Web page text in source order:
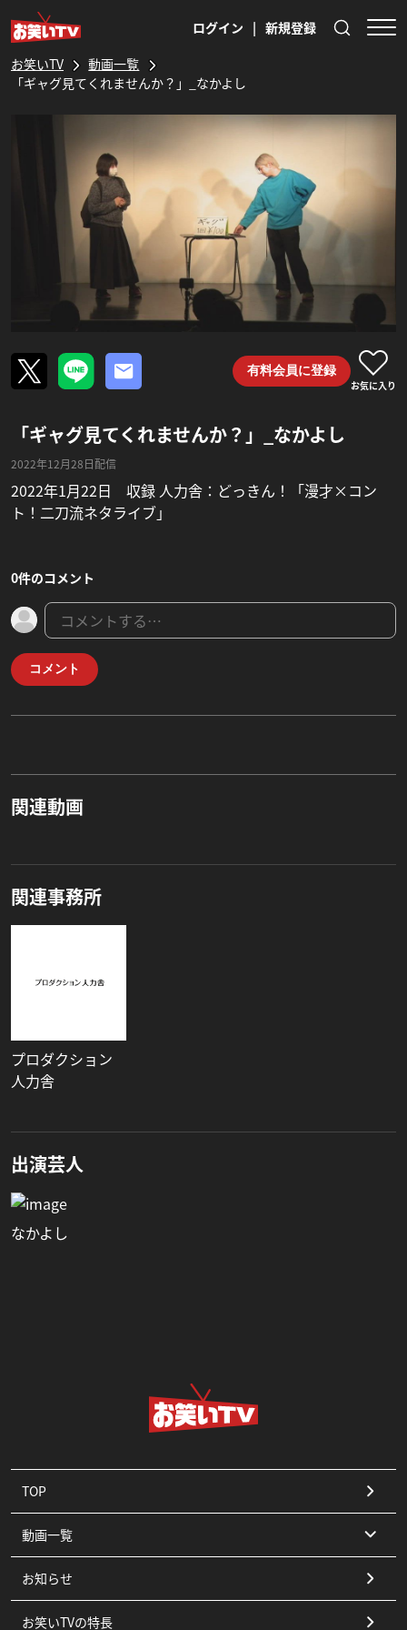
ログイン | 新規登録
お笑いTV
動画一覧
「ギャグ見てくれませんか？」_なかよし
有料会員に登録
お気に入り
「ギャグ見てくれませんか？」_なかよし
2022年12月28日配信
2022年1月22日 収録 人力舎：どっきん！「漫才×コン
ト！二刀流ネタライブ」
0件のコメント
コメント
関連動画
関連事務所
プロダクション
人力舎
出演芸人
なかよし
TOP
動画一覧
コント
漫才
お知らせ
お笑いTVの特長